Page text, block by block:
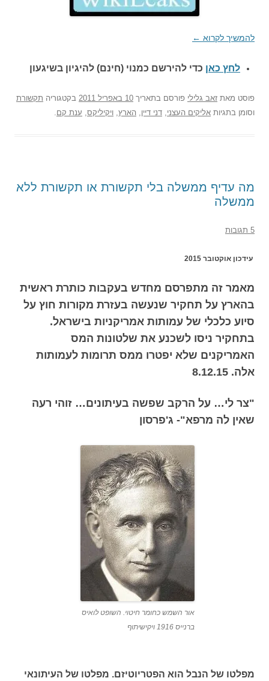
להמשיך לקרוא ←
לחץ כאן כדי להירשם כמנוי (חינם) להיגיון בשיגעון
פוסט מאת זאב גלילי פורסם בתאריך 10 באפריל 2011 בקטגוריה תקשורת
וסומן בתגיות אליקים העצני דני דיין הארץ ויקיליקס ענת קם
מה עדיף ממשלה בלי תקשורת או תקשורת ללא
ממשלה
5 תגובות
עידכון אוקטובר 2015
מאמר זה מתפרסם מחדש בעקבות כותרת ראשית
בהארץ על תחקיר שנעשה בעזרת מקורות חוץ על
סיוע כלכלי של עמותות אמריקניות בישראל.
בתחקיר ניסו לשכנע את שלטונות המס
האמריקנים שלא יפטרו ממס תרומות לעמותות
אלה. 8.12.15
"צר לי… על הרקב שפשה בעיתונים… זוהי רעה
שאין לה מרפא"- ג'פרסון
אור השמש כחומר חיטוי. השופט לואיס
ברנייס 1916 ויקישיתוף
מפלטו של הנבל הוא הפטריוטיזם. מפלטו של העיתונאי